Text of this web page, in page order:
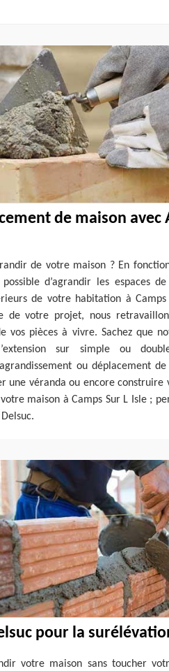
de maison avec
de votre maison ? En
d’agrandir les espaces
de votre habitation à
de votre projet, nous
vos pièces à vivre. Sachez que
sur simple ou
ou déplacement
une véranda ou encore construire
maison à Camps Sur L Isle ;
pour la
votre maison sans toucher